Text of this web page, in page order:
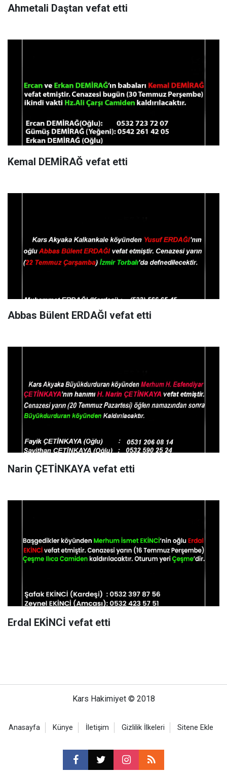
Ahmetali Daştan vefat etti
Kemal DEMİRAĞ vefat etti
Abbas Bülent ERDAĞI vefat etti
Narin ÇETİNKAYA vefat etti
Erdal EKİNCİ vefat etti
Kars Hakimiyet © 2018
Anasayfa Künye İletişim Gizlilik İlkeleri Sitene Ekle